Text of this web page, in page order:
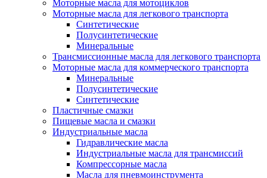
Моторные масла для мотоциклов
Моторные масла для легкового транспорта
Синтетические
Полусинтетические
Минеральные
Трансмиссионные масла для легкового транспорта
Моторные масла для коммерческого транспорта
Минеральные
Полусинтетические
Синтетические
Пластичные смазки
Пищевые масла и смазки
Индустриальные масла
Гидравлические масла
Индустриальные масла для трансмиссий
Компрессорные масла
Масла для пневмоинструмента